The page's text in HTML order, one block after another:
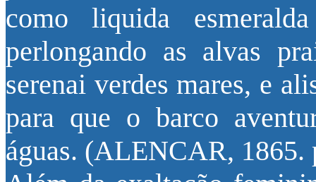
como liquida
perlongando as alvas
serenai verdes mares, e
para que o barco
águas. (ALENCAR, 1865.